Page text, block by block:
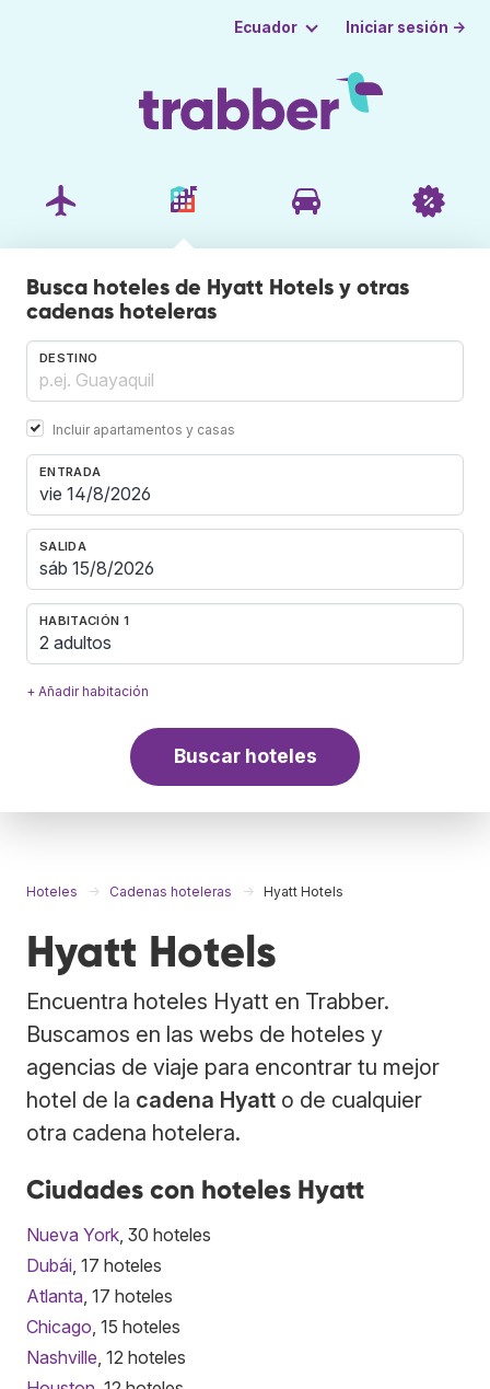
Ecuador Iniciar sesión →
Busca hoteles de Hyatt Hotels y otras
cadenas hoteleras
DESTINO
Incluir apartamentos y casas
ENTRADA
SALIDA
HABITACIÓN 1
2 adultos
+ Añadir habitación
Buscar hoteles
Hoteles Cadenas hoteleras Hyatt Hotels
Hyatt Hotels
Encuentra hoteles Hyatt en Trabber.
Buscamos en las webs de hoteles y
agencias de viaje para encontrar tu mejor
hotel de la cadena Hyatt o de cualquier
otra cadena hotelera.
Ciudades con hoteles Hyatt
Nueva York , 30 hoteles
Dubái , 17 hoteles
Atlanta , 17 hoteles
Chicago , 15 hoteles
Nashville , 12 hoteles